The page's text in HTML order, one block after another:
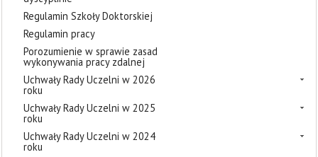
Regulamin Szkoły Doktorskiej
Regulamin pracy
Porozumienie w sprawie zasad
wykonywania pracy zdalnej
Uchwały Rady Uczelni w 2026
roku
Uchwały Rady Uczelni w 2025
roku
Uchwały Rady Uczelni w 2024
roku